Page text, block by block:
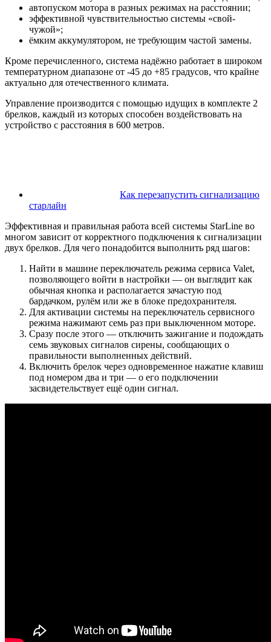
автопуском мотора в разных режимах на расстоянии;
эффективной чувствительностью системы «свой-
чужой»;
ёмким аккумулятором, не требующим частой замены.
Кроме перечисленного, система надёжно работает в широком
температурном диапазоне от -45 до +85 градусов, что крайне
актуально для отечественного климата.
Управление производится с помощью идущих в комплекте 2
брелков, каждый из которых способен воздействовать на
устройство с расстояния в 600 метров.
Как перезапустить сигнализацию
старлайн
Эффективная и правильная работа всей системы StarLine во
многом зависит от корректного подключения к сигнализации
двух брелков. Для чего понадобится выполнить ряд шагов:
Найти в машине переключатель режима сервиса Valet,
позволяющего войти в настройки — он выглядит как
обычная кнопка и располагается зачастую под
бардачком, рулём или же в блоке предохранителя.
Для активации системы на переключатель сервисного
режима нажимают семь раз при выключенном моторе.
Сразу после этого — отключить зажигание и подождать
семь звуковых сигналов сирены, сообщающих о
правильности выполненных действий.
Включить брелок через одновременное нажатие клавиш
под номером два и три — о его подключении
засвидетельствует ещё один сигнал.